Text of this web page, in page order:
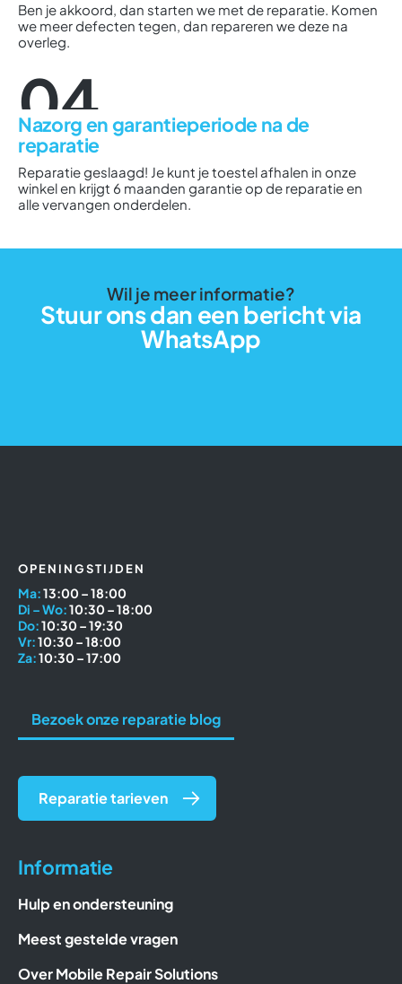
Ben je akkoord, dan starten we met de reparatie. Komen
we meer defecten tegen, dan repareren we deze na
overleg.
04
Nazorg en garantieperiode na de
reparatie
Reparatie geslaagd! Je kunt je toestel afhalen in onze
winkel en krijgt 6 maanden garantie op de reparatie en
alle vervangen onderdelen.
Wil je meer informatie?
Stuur ons dan een bericht via
WhatsApp
OPENINGSTIJDEN
Ma:13:00 – 18:00
Di – Wo:10:30 – 18:00
Do:10:30 – 19:30
Vr:10:30 – 18:00
Za:10:30 – 17:00
Informatie
Hulp en ondersteuning
Meest gestelde vragen
Over Mobile Repair Solutions
Bezoek onze reparatie blog
Reparatie tarieven